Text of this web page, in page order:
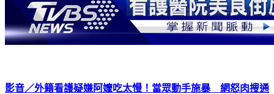
影音／外籍看護疑嫌阿嬤吃太慢！當眾動手施暴 網怒肉搜通